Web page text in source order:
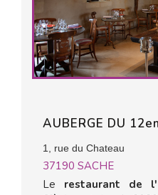
AUBERGE DU
1, rue du Chateau
37190 SACHE
Le restaurant de